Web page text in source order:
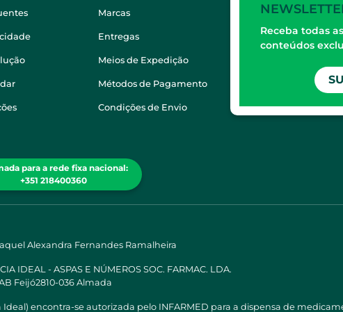
Marcas
Entregas
Meios de Expedição
Métodos de Pagamento
Condições de Envio
Receba todas
conteúdos
para a rede fixa nacional:
+351 218400360
Alexandra Fernandes Ramalheira
IDEAL - ASPAS E NÚMEROS SOC. FARMAC. LDA.
Feijó2810-036 Almada
Ideal) encontra-se autorizada pelo INFARMED para a dispensa de